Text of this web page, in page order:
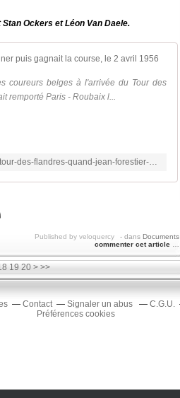
Ockers et Léon Van Daele.
coureurs belges à l'arrivée du Tour des
remporté Paris - Roubaix l...
https://www.ouest-france.fr/sport/cyclisme/tour-des-flandres/tour-des-flandres-quand-jean-forestier-pensait-abandonner-puis-gagnait-la-course-le-2-avril-1956-f780cc16-0bc5-11f0-ab9e-ddf89dc6d8e3
Published by veloquercy - dans Documents
commenter cet article
19 20 30
40
50
> >>
Contact Signaler un abus C.G.U.
Préférences cookies